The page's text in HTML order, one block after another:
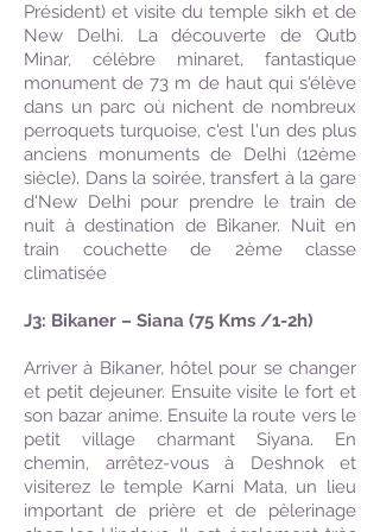
Président) et visite du temple sikh et de
New Delhi. La découverte de Qutb
Minar, célèbre minaret, fantastique
monument de 73 m de haut qui s'élève
dans un parc où nichent de nombreux
perroquets turquoise, c'est l'un des plus
anciens monuments de Delhi (12ème
siècle). Dans la soirée, transfert à la gare
d'New Delhi pour prendre le train de
nuit à destination de Bikaner. Nuit en
train couchette de 2ème classe
climatisée
J3: Bikaner – Siana (75 Kms /1-2h)
Arriver à Bikaner, hôtel pour se changer
et petit dejeuner. Ensuite visite le fort et
son bazar anime. Ensuite la route vers le
petit village charmant Siyana. En
chemin, arrêtez-vous à Deshnok et
visiterez le temple Karni Mata, un lieu
important de prière et de pèlerinage